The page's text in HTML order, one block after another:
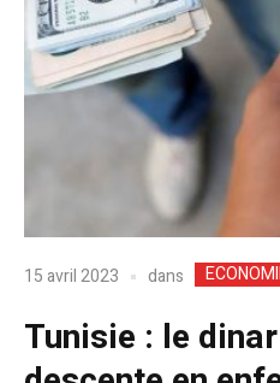
15 avril 2023 dans
Tunisie : le